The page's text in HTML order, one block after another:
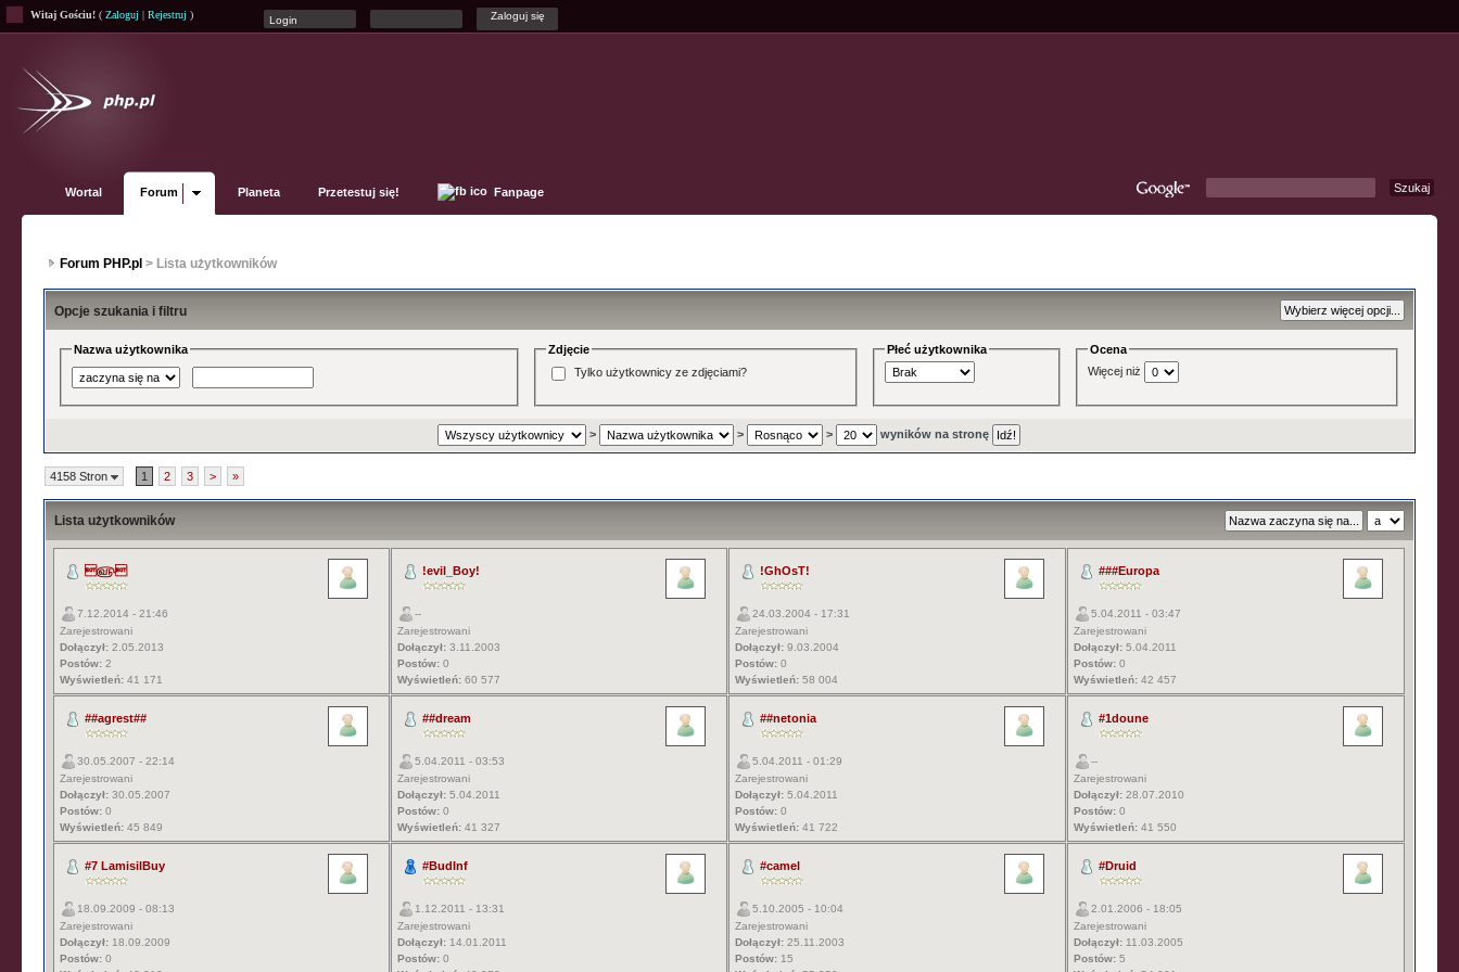
Witaj Gościu! ( Zaloguj | Rejestruj )
Wortal Forum Planeta Przetestuj się! Fanpage
Forum PHP.pl > Lista użytkowników
Opcje szukania i filtru
Nazwa użytkownika
Zdjęcie
Tylko użytkownicy ze zdjęciami?
Płeć użytkownika
Ocena
Więcej niż
> > > wyników na stronę
4158 Stron 1 2 3 > »
Lista użytkowników
௵
7.12.2014 - 21:46
Zarejestrowani
Dołączył: 2.05.2013
Postów: 2
Wyświetleń: 41 171
!evil_Boy!
--
Zarejestrowani
Dołączył: 3.11.2003
Postów: 0
Wyświetleń: 60 577
!GhOsT!
24.03.2004 - 17:31
Zarejestrowani
Dołączył: 9.03.2004
Postów: 0
Wyświetleń: 58 004
###Europa
5.04.2011 - 03:47
Zarejestrowani
Dołączył: 5.04.2011
Postów: 0
Wyświetleń: 42 457
##agrest##
30.05.2007 - 22:14
Zarejestrowani
Dołączył: 30.05.2007
Postów: 0
Wyświetleń: 45 849
##dream
5.04.2011 - 03:53
Zarejestrowani
Dołączył: 5.04.2011
Postów: 0
Wyświetleń: 41 327
##netonia
5.04.2011 - 01:29
Zarejestrowani
Dołączył: 5.04.2011
Postów: 0
Wyświetleń: 41 722
#1doune
--
Zarejestrowani
Dołączył: 28.07.2010
Postów: 0
Wyświetleń: 41 550
#7 LamisilBuy
18.09.2009 - 08:13
Zarejestrowani
Dołączył: 18.09.2009
Postów: 0
#BudInf
1.12.2011 - 13:31
Zarejestrowani
Dołączył: 14.01.2011
Postów: 0
#camel
5.10.2005 - 10:04
Zarejestrowani
Dołączył: 25.11.2003
Postów: 15
#Druid
2.01.2006 - 18:05
Zarejestrowani
Dołączył: 11.03.2005
Postów: 5